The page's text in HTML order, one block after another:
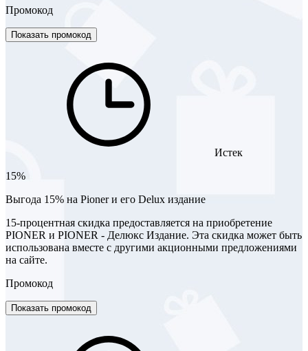
Промокод
Показать промокод
Истек
15%
Выгода 15% на Pioner и его Dеlux издание
15-процентная скидка предоставляется на приобретение
PIONER и PIONER - Делюкс Издание. Эта скидка может быть
использована вместе с другими акционными предложениями
на сайте.
Промокод
Показать промокод